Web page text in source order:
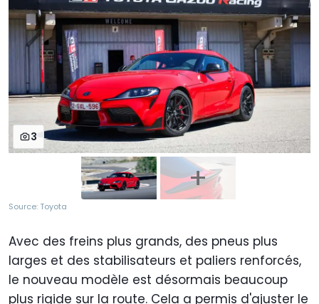
3
Source: Toyota
Avec des freins plus grands, des pneus plus
larges et des stabilisateurs et paliers renforcés,
le nouveau modèle est désormais beaucoup
plus rigide sur la route. Cela a permis d'ajuster le